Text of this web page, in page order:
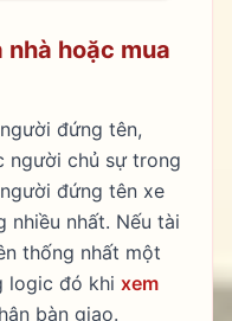
nhà hoặc mua
đứng tên,
người chủ sự trong
đứng tên xe
nhiều nhất. Nếu tài
thống nhất một
logic đó khi xem
bàn giao.